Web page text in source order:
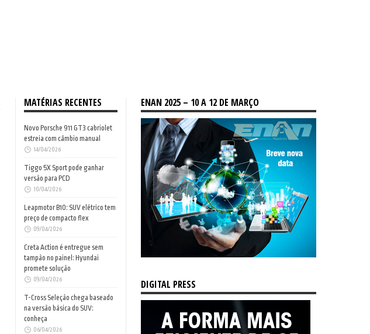
MATÉRIAS RECENTES
Novo Porsche 911 GT3 cabriolet
estreia com câmbio manual
14/04/2026
Tiggo 5X Sport pode ganhar
versão para PCD
10/04/2026
Leapmotor B10: SUV elétrico tem
preço de compacto flex
09/04/2026
Creta Action é entregue sem
tampão no painel: Hyundai
promete solução
09/04/2026
T-Cross Seleção chega baseado
na versão básica do SUV:
conheça
06/04/2026
ENAN 2025 – 10 A 12 DE MARÇO
DIGITAL PRESS